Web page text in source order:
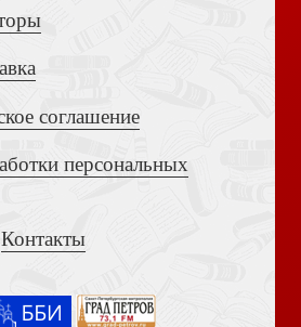
по современному искусству.
Дневник 1921-1922
России (1917 — 1935
Сила и правда России (2024)
соглашение
персональных
Контакты